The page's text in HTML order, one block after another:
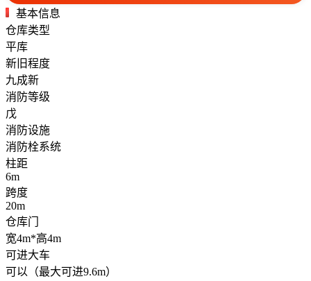
基本信息
仓库类型
平库
新旧程度
九成新
消防等级
戊
消防设施
消防栓系统
柱距
6m
跨度
20m
仓库门
宽4m*高4m
可进大车
可以（最大可进9.6m）